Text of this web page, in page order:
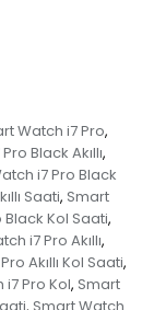
Watch i7 Pro,
Black Akıllı,
i7 Pro Black
Saati, Smart
Kol Saati,
i7 Pro Akıllı,
Akıllı Kol Saati,
i7 Pro Kol, Smart